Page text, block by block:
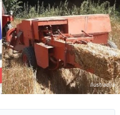
Ilustracija